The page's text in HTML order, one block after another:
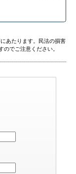
あたります。民法の損害
でご注意ください。